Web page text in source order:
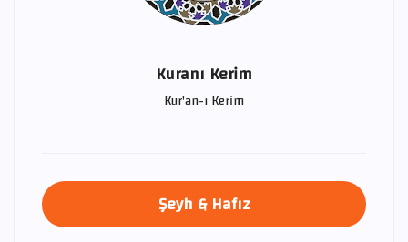
Kuranı Kerim
Kur'an-ı Kerim
Şeyh & Hafız